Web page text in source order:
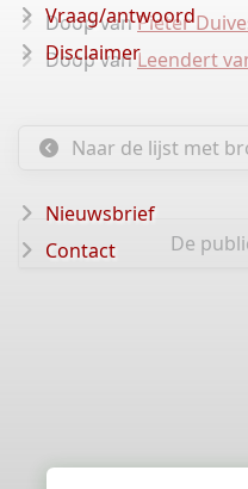
Doop vanPieter
Doop vanLeendert
Naar de lijst met
De
Vraag/antwoord
Disclaimer
Nieuwsbrief
Contact